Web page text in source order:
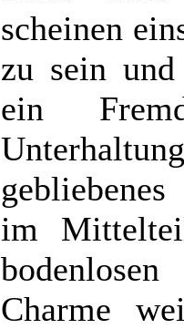
scheinen
zu sein
ein
im
Charme